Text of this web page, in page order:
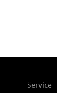
Service